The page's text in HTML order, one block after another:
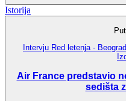
Istorija
Intervju Red letenja - Beograd
Air France predstavio
sedišta